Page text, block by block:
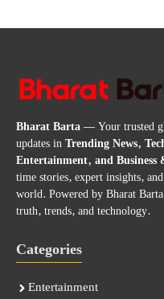
Bharat Barta— Your trusted
updates inTrending News,
Entertainment, and Business
time stories, expert insights,
world. Powered by Bharat
truth, trends, and technology.
Categories
Entertainment